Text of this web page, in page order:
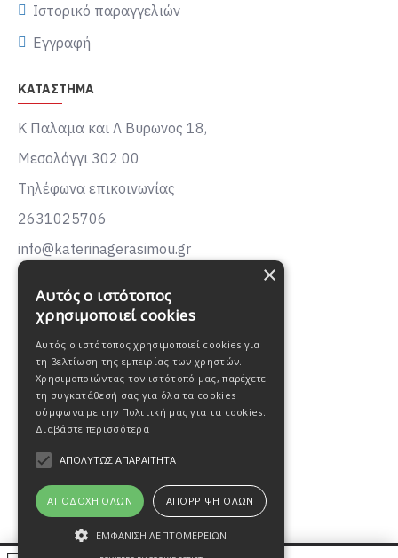
Ιστορικό παραγγελιών
Εγγραφή
ΚΑΤΑΣΤΗΜΑ
Κ Παλαμα και Λ Βυρωνος 18,
Μεσολόγγι 302 00
Τηλέφωνα επικοινωνίας
2631025706
info@katerinagerasimou.gr
GERASIMOU
FASHION
×
Αυτός ο ιστότοπος
χρησιμοποιεί cookies
Αυτός ο ιστότοπος χρησιμοποιεί cookies για
τη βελτίωση της εμπειρίας των χρηστών.
Χρησιμοποιώντας τον ιστότοπό μας, παρέχετε
τη συγκατάθεσή σας για όλα τα cookies
σύμφωνα με την Πολιτική μας για τα cookies.
Διαβάστε περισσότερα
ΑΠΟΛΎΤΩΣ ΑΠΑΡΑΊΤΗΤΑ
ΑΠΟΔΟΧΉ ΌΛΩΝ ΑΠΌΡΡΙΨΗ ΌΛΩΝ
ΕΜΦΆΝΙΣΗ ΛΕΠΤΟΜΕΡΕΙΏΝ